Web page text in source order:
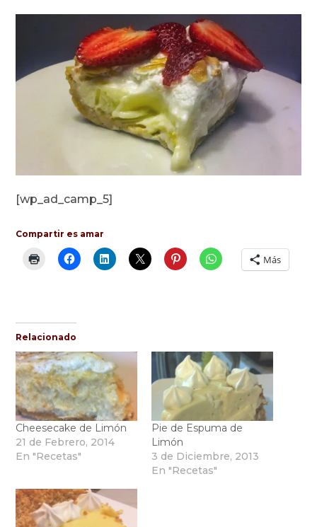
[wp_ad_camp_5]
Compartir es amar
Más
Relacionado
Cheesecake de Limón
21 de Febrero, 2014
En "Recetas"
Pie de Espuma de
Limón
3 de Diciembre, 2013
En "Recetas"